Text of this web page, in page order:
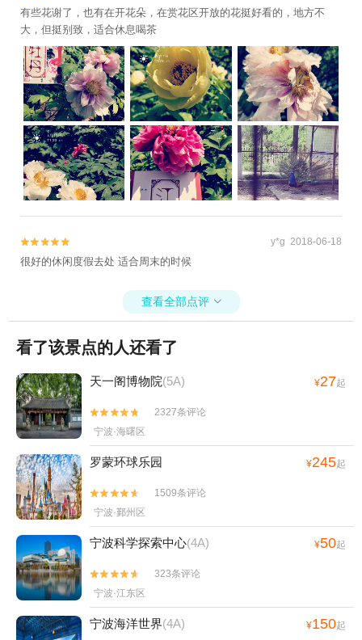
有些花谢了，也有在开花朵，在赏花区开放的花挺好看的，地方不
大，但挺别致，适合休息喝茶

 y*g 2018-06-18
很好的休闲度假去处 适合周末的时候
查看全部点评 
看了该景点的人还看了
天一阁博物院(5A) ¥27起


2327条评论
宁波·海曙区
罗蒙环球乐园 ¥245起


1509条评论
宁波·鄞州区
宁波科学探索中心(4A) ¥50起


323条评论
宁波·江东区
宁波海洋世界(4A) ¥150起